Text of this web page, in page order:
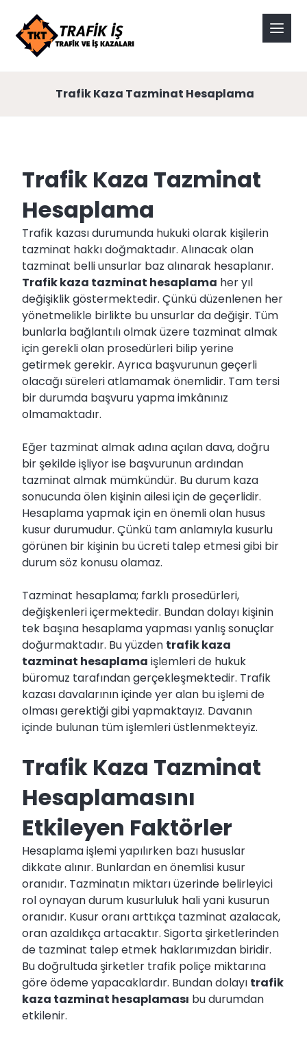
Trafik Kaza Tazminat Hesaplama
Trafik Kaza Tazminat
Hesaplama
Trafik kazası durumunda hukuki olarak kişilerin
tazminat hakkı doğmaktadır. Alınacak olan
tazminat belli unsurlar baz alınarak hesaplanır.
Trafik kaza tazminat hesaplama her yıl
değişiklik göstermektedir. Çünkü düzenlenen her
yönetmelikle birlikte bu unsurlar da değişir. Tüm
bunlarla bağlantılı olmak üzere tazminat almak
için gerekli olan prosedürleri bilip yerine
getirmek gerekir. Ayrıca başvurunun geçerli
olacağı süreleri atlamamak önemlidir. Tam tersi
bir durumda başvuru yapma imkânınız
olmamaktadır.
Eğer tazminat almak adına açılan dava, doğru
bir şekilde işliyor ise başvurunun ardından
tazminat almak mümkündür. Bu durum kaza
sonucunda ölen kişinin ailesi için de geçerlidir.
Hesaplama yapmak için en önemli olan husus
kusur durumudur. Çünkü tam anlamıyla kusurlu
görünen bir kişinin bu ücreti talep etmesi gibi bir
durum söz konusu olamaz.
Tazminat hesaplama; farklı prosedürleri,
değişkenleri içermektedir. Bundan dolayı kişinin
tek başına hesaplama yapması yanlış sonuçlar
doğurmaktadır. Bu yüzden trafik kaza
tazminat hesaplama işlemleri de hukuk
büromuz tarafından gerçekleşmektedir. Trafik
kazası davalarının içinde yer alan bu işlemi de
olması gerektiği gibi yapmaktayız. Davanın
içinde bulunan tüm işlemleri üstlenmekteyiz.
Trafik Kaza Tazminat
Hesaplamasını
Etkileyen Faktörler
Hesaplama işlemi yapılırken bazı hususlar
dikkate alınır. Bunlardan en önemlisi kusur
oranıdır. Tazminatın miktarı üzerinde belirleyici
rol oynayan durum kusurluluk hali yani kusurun
oranıdır. Kusur oranı arttıkça tazminat azalacak,
oran azaldıkça artacaktır. Sigorta şirketlerinden
de tazminat talep etmek haklarımızdan biridir.
Bu doğrultuda şirketler trafik poliçe miktarına
göre ödeme yapacaklardır. Bundan dolayı trafik
kaza tazminat hesaplaması bu durumdan
etkilenir.